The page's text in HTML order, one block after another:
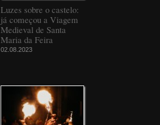
Luzes sobre o castelo:
já começou a Viagem
Medieval de Santa
Maria da Feira
02.08.2023